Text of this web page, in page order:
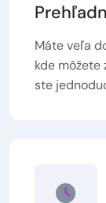
Máte veľa
kde môžete
ste